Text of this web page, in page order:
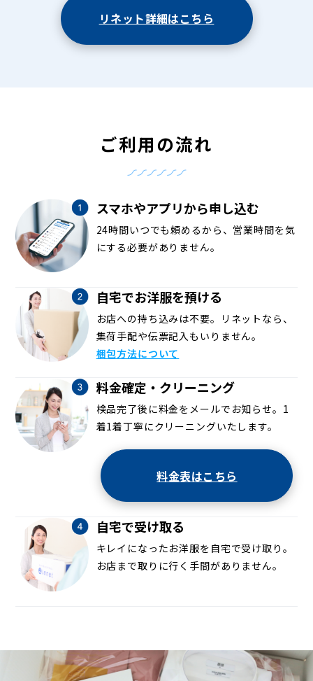
リネット詳細はこちら
ご利用の流れ
スマホやアプリから申し込む
24時間いつでも頼めるから、営業時間を気
にする必要がありません。
自宅でお洋服を預ける
お店への持ち込みは不要。リネットなら、
集荷手配や伝票記入もいりません。
梱包方法について
料金確定・クリーニング
検品完了後に料金をメールでお知らせ。1
着1着丁寧にクリーニングいたします。
料金表はこちら
自宅で受け取る
キレイになったお洋服を自宅で受け取り。
お店まで取りに行く手間がありません。